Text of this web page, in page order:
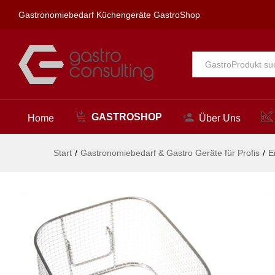
Gastronomiebedarf Küchengeräte GastroShop
Alle
Home GASTROSHOP Über Uns
Start / Gastronomiebedarf & Gastro Geräte für Profis /
Beschreibung